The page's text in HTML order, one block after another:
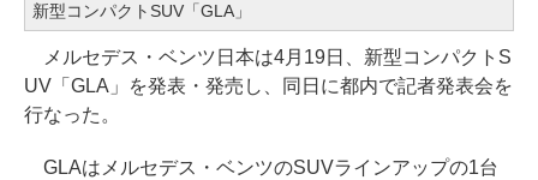
新型コンパクトSUV「GLA」
メルセデス・ベンツ日本は4月19日、新型コンパクトS
UV「GLA」を発表・発売し、同日に都内で記者発表会を
行なった。
GLAはメルセデス・ベンツのSUVラインアップの1台